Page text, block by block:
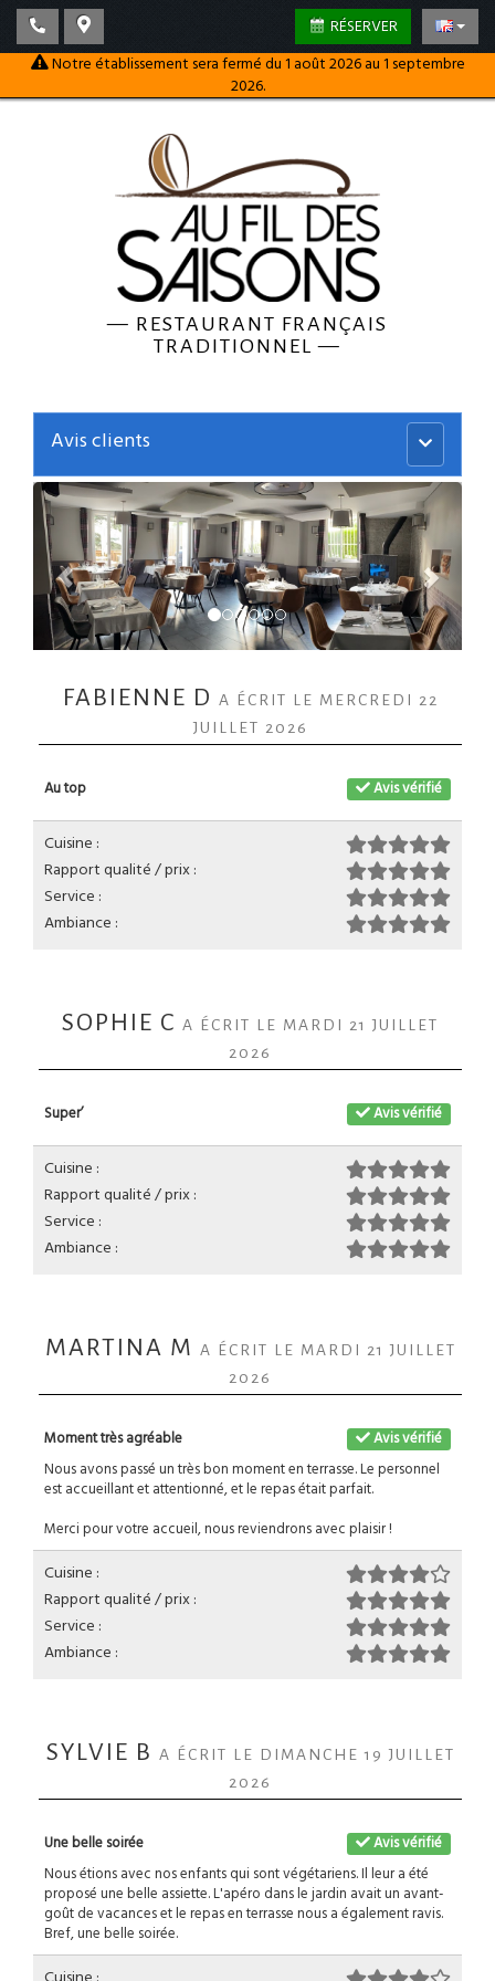
RÉSERVER
Notre établissement sera fermé du 1 août 2026 au 1 septembre
2026.
— RESTAURANT FRANÇAIS
TRADITIONNEL—
Menu
principal
Avis clients
FABIENNE D A ÉCRIT LE MERCREDI 22
JUILLET 2026
Avis vérifié
Au top
Cuisine :
Rapport qualité / prix :
Service :
Ambiance :
SOPHIE C A ÉCRIT LE MARDI 21 JUILLET
2026
Avis vérifié
Super’
Cuisine :
Rapport qualité / prix :
Service :
Ambiance :
MARTINA M A ÉCRIT LE MARDI 21 JUILLET
2026
Avis vérifié
Moment très agréable
Nous avons passé un très bon moment en terrasse. Le personnel
est accueillant et attentionné, et le repas était parfait.
Merci pour votre accueil, nous reviendrons avec plaisir !
Cuisine :
Rapport qualité / prix :
Service :
Ambiance :
SYLVIE B A ÉCRIT LE DIMANCHE 19 JUILLET
2026
Avis vérifié
Une belle soirée
Nous étions avec nos enfants qui sont végétariens. Il leur a été
proposé une belle assiette. L'apéro dans le jardin avait un avant-
goût de vacances et le repas en terrasse nous a également ravis.
Bref, une belle soirée.